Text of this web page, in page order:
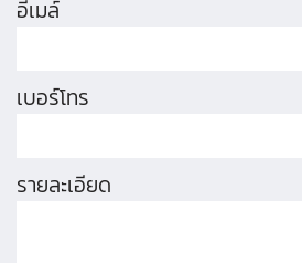
อีเมล์
เบอร์โทร
รายละเอียด